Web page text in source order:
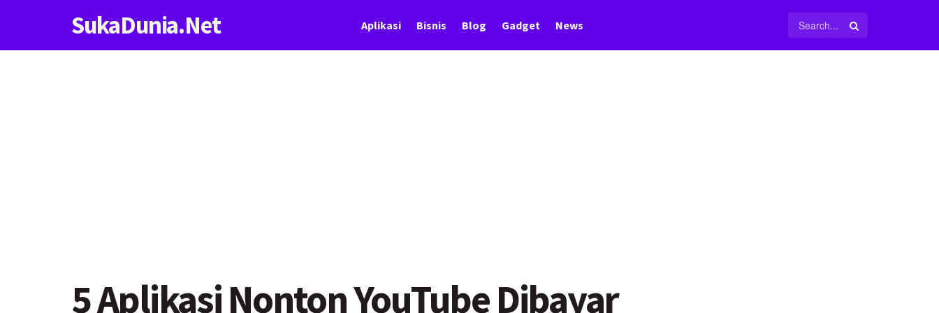
SukaDunia.Net Aplikasi Bisnis Blog Gadget News
5 Aplikasi Nonton YouTube Dibayar